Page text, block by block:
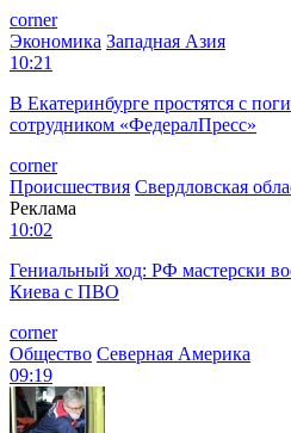
corner
Экономика Западная Азия
10:21
В Екатеринбурге простятся с
сотрудником «ФедералПресс»
corner
Происшествия Свердловская
Реклама
10:02
Гениальный ход: РФ мастерски
Киева с ПВО
corner
Общество Северная Америка
09:19